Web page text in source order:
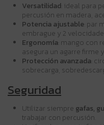
Versatilidad : ideal para
percusión en madera,
Potencia ajustable : par
embrague y 2
Ergonomía : mango con
asegura un agarre firme
Protección avanzada :
sobrecarga,
Seguridad
Utilizar siempre gafas,
trabajar con percusión.